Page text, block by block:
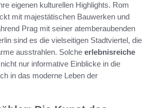
eigenen kulturellen Highlights. Rom
mit majestätischen Bauwerken und
Prag mit seiner atemberaubenden
sind es die vielseitigen Stadtviertel, die
ausstrahlen. Solche erlebnisreiche
nur informative Einblicke in die
in das moderne Leben der